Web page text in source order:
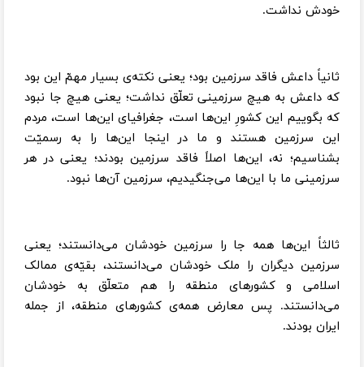
خودش نداشت.
ثانیاً داعش فاقد سرزمین بود؛ یعنی نکته‌ی بسیار مهمّ این بود
که داعش به هیچ سرزمینی تعلّق نداشت؛ یعنی هیچ جا نبود
که بگوییم این کشورِ این‌ها است، جغرافیای این‌ها است، مردم
این سرزمین هستند و ما در اینجا این‌ها را به رسمیّت
بشناسیم؛ نه، این‌ها اصلاً فاقد سرزمین بودند؛ یعنی در هر
سرزمینی ما با این‌ها می‌جنگیدیم، سرزمین آن‌ها نبود.
ثالثاً این‌ها همه جا را سرزمین خودشان می‌دانستند؛ یعنی
سرزمین دیگران را ملک خودشان می‌دانستند، بقیّه‌ی ممالک
اسلامی و کشورهای منطقه را هم متعلّق به خودشان
می‌دانستند. پس معارض همه‌ی کشورهای منطقه، از جمله
ایران بودند.